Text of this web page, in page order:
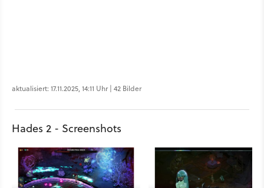
aktualisiert: 17.11.2025, 14:11 Uhr | 42 Bilder
Hades 2 - Screenshots